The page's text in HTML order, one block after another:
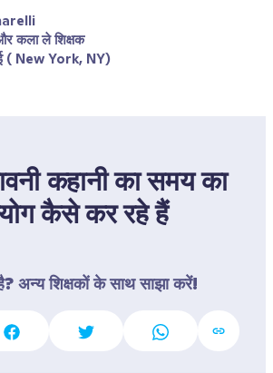
कला ले शिक्षक
( New York, NY)
कहानी का समय का
कैसे कर रहे हैं
अन्य शिक्षकों के साथ साझा करें!